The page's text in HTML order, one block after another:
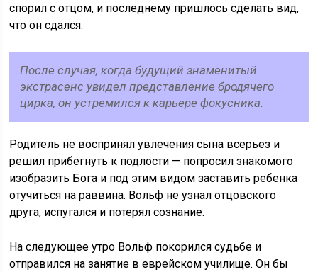
спорил с отцом, и последнему пришлось сделать вид,
что он сдался.
После случая, когда будущий знаменитый
экстрасенс увидел представление бродячего
цирка, он устремился к карьере фокусника.
Родитель не воспринял увлечения сына всерьез и
решил прибегнуть к подлости — попросил знакомого
изобразить Бога и под этим видом заставить ребенка
отучиться на раввина. Вольф не узнал отцовского
друга, испугался и потерял сознание.
На следующее утро Вольф покорился судьбе и
отправился на занятие в еврейском училище. Он бы